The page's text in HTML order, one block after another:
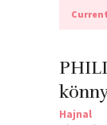
Hajnal